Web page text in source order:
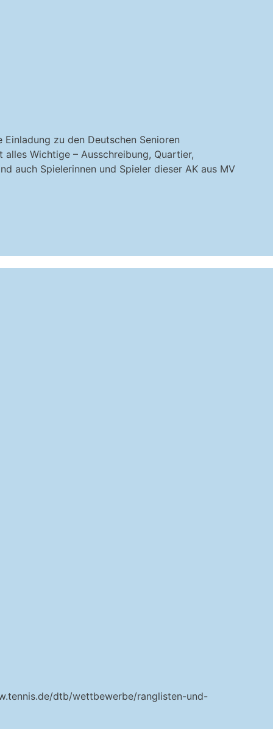
zu den Deutschen Senioren
Wichtige – Ausschreibung, Quartier,
auch Spielerinnen und Spieler dieser AK aus MV
dtb/wettbewerbe/ranglisten-und-